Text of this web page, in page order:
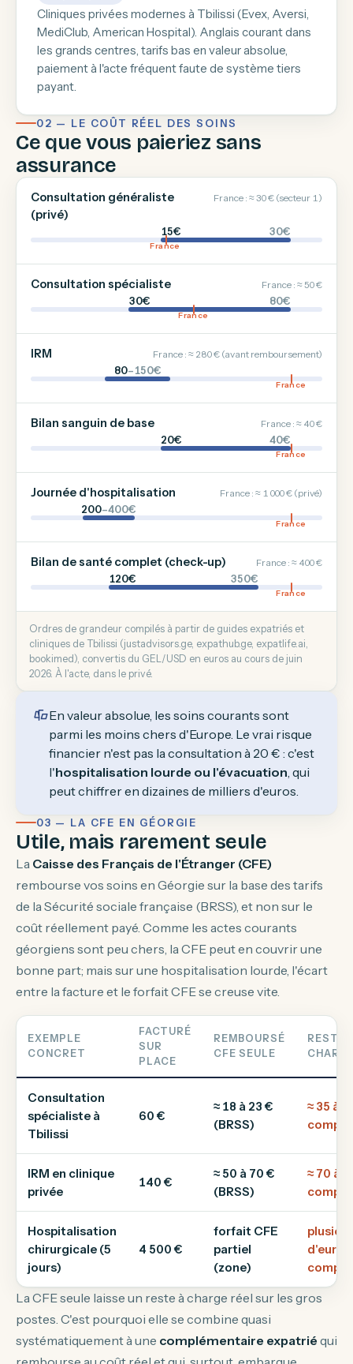
Cliniques privées modernes à Tbilissi (Evex, Aversi,
MediClub, American Hospital). Anglais courant dans
les grands centres, tarifs bas en valeur absolue,
paiement à l'acte fréquent faute de système tiers
payant.
02 — LE COÛT RÉEL DES SOINS
Ce que vous paieriez sans
assurance
Consultation généraliste
(privé)
France : ≈ 30 € (secteur 1)
15€ 30€
France
Consultation spécialiste France : ≈ 50 €
30€ 80€
France
IRM France : ≈ 280 € (avant remboursement)
80–150€
France
Bilan sanguin de base France : ≈ 40 €
20€ 40€
France
Journée d'hospitalisation France : ≈ 1 000 € (privé)
200–400€
France
Bilan de santé complet (check-up) France : ≈ 400 €
120€ 350€
France
Ordres de grandeur compilés à partir de guides expatriés et
cliniques de Tbilissi (justadvisors.ge, expathub.ge, expatlife.ai,
bookimed), convertis du GEL/USD en euros au cours de juin
2026. À l'acte, dans le privé.
En valeur absolue, les soins courants sont
parmi les moins chers d'Europe. Le vrai risque
financier n'est pas la consultation à 20 € : c'est
l'hospitalisation lourde ou l'évacuation, qui
peut chiffrer en dizaines de milliers d'euros.
03 — LA CFE EN GÉORGIE
Utile, mais rarement seule
La Caisse des Français de l'Étranger (CFE)
rembourse vos soins en Géorgie sur la base des tarifs
de la Sécurité sociale française (BRSS), et non sur le
coût réellement payé. Comme les actes courants
géorgiens sont peu chers, la CFE peut en couvrir une
bonne part; mais sur une hospitalisation lourde, l'écart
entre la facture et le forfait CFE se creuse vite.
EXEMPLE
CONCRET
FACTURÉ
SUR
PLACE
REMBOURSÉ
CFE SEULE
RESTE
Consultation
spécialiste à
Tbilissi
60 €
≈ 18 à 23 €
(BRSS)
≈ 35 à
IRM en clinique
privée
140 €
≈ 50 à 70 €
(BRSS)
≈ 70 à
Hospitalisation
chirurgicale (5
jours)
4 500 €
forfait CFE
partiel
(zone)
d'euros
La CFE seule laisse un reste à charge réel sur les gros
postes. C'est pourquoi elle se combine quasi
systématiquement à une complémentaire expatrié qui